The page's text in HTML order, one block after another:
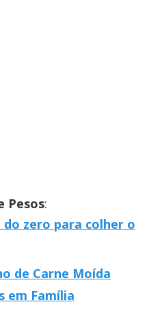
Pesos:
zero para colher o
de Carne Moída
em Família